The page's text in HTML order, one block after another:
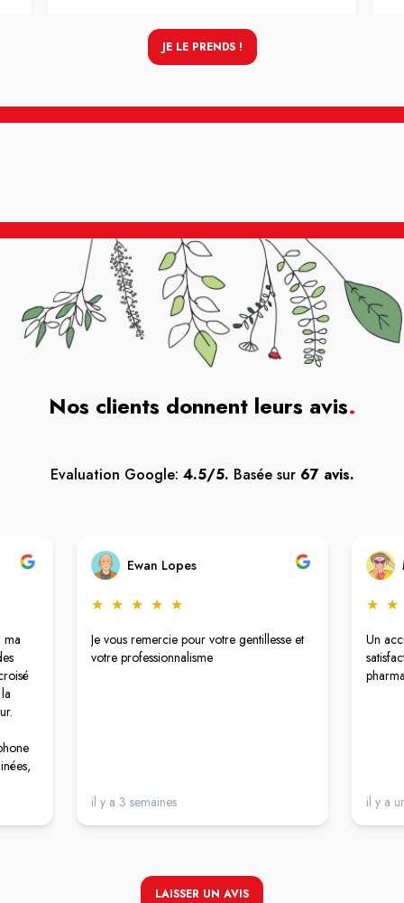
JE LE PRENDS !
Nos clients donnent leurs avis.
Evaluation Google: 4.5/5. Basée sur 67 avis.
Ewan Lopes
★ ★ ★ ★ ★
Je vous remercie pour votre gentillesse et
votre professionnalisme
il y a 3 semaines
★ ★
Un
il y a
LAISSER UN AVIS